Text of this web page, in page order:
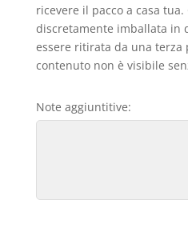
ricevere il pacco a casa
discretamente imballata in
essere ritirata da una terza
contenuto non è visibile
Note aggiuntitive: